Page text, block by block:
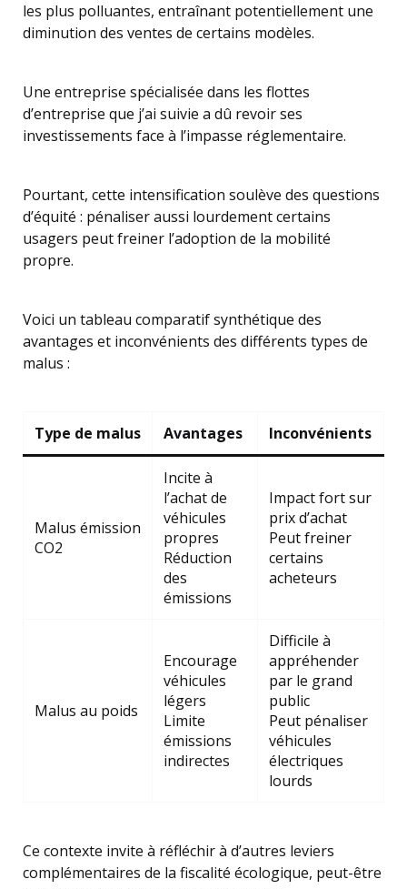
les plus polluantes, entraînant potentiellement une
diminution des ventes de certains modèles.
Une entreprise spécialisée dans les flottes
d’entreprise que j’ai suivie a dû revoir ses
investissements face à l’impasse réglementaire.
Pourtant, cette intensification soulève des questions
d’équité : pénaliser aussi lourdement certains
usagers peut freiner l’adoption de la mobilité
propre.
Voici un tableau comparatif synthétique des
avantages et inconvénients des différents types de
malus :
Type de malus Avantages Inconvénients
Malus émission
CO2
Incite à
l’achat de
véhicules
propres
Réduction
des
émissions
Impact fort sur
prix d’achat
Peut freiner
certains
acheteurs
Malus au poids
Encourage
véhicules
légers
Limite
émissions
indirectes
Difficile à
appréhender
par le grand
public
Peut pénaliser
véhicules
électriques
lourds
Ce contexte invite à réfléchir à d’autres leviers
complémentaires de la fiscalité écologique, peut-être